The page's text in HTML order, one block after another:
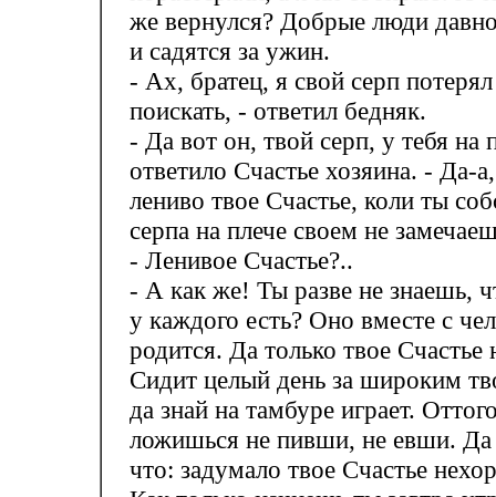
же вернулся? Добрые люди
и садятся за ужин.
- Ах, братец, я свой серп
поискать, - ответил бедняк.
- Да вот он, твой серп, у тебя на
ответило Счастье хозяина. - Да-
лениво твое Счастье, коли ты
серпа на плече своем не
- Ленивое Счастье?..
- А как же! Ты разве не знаешь,
у каждого есть? Оно вместе с
родится. Да только твое Счастье
Сидит целый день за широким
да знай на тамбуре играет.
ложишься не пивши, не евши. Да
что: задумало твое Счастье